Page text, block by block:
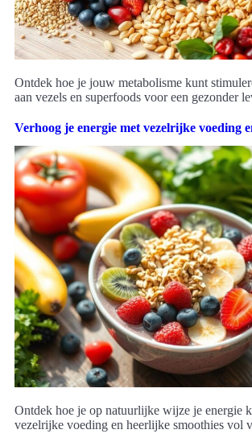
Ontdek hoe je jouw metabolisme kunt
aan vezels en superfoods voor een gezonder
Verhoog je energie met vezelrijke voeding
Ontdek hoe je op natuurlijke wijze je energie
vezelrijke voeding en heerlijke smoothies vol